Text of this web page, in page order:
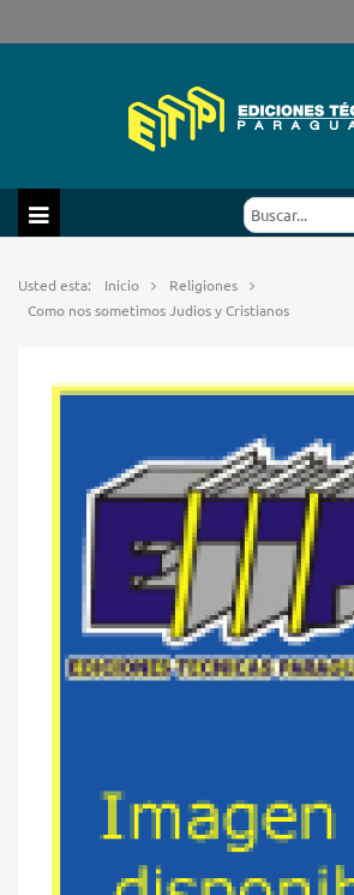
Usted esta: Inicio
Religiones
Como nos sometimos Judios y Cristianos